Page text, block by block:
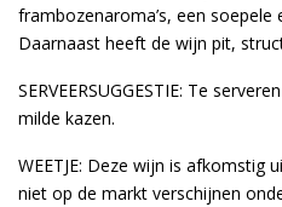
frambozenaroma’s, een soepele
Daarnaast heeft de wijn pit,
SERVEERSUGGESTIE: Te
milde kazen.
WEETJE: Deze wijn is afkomstig
niet op de markt verschijnen